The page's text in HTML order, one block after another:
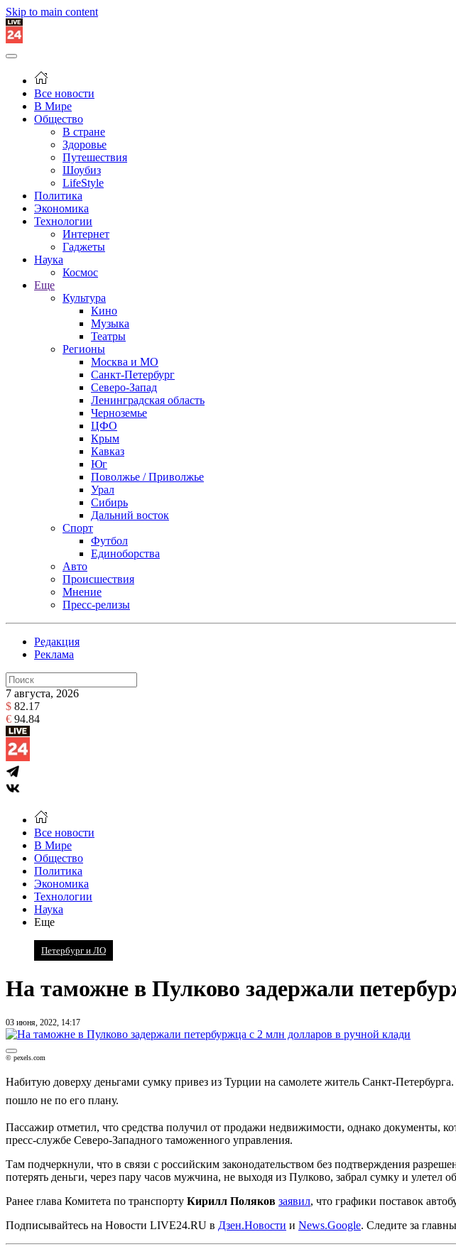
Skip to main content
Все новости
В Мире
Общество
В стране
Здоровье
Путешествия
Шоубиз
LifeStyle
Политика
Экономика
Технологии
Интернет
Гаджеты
Наука
Космос
Еще
Культура
Кино
Музыка
Театры
Регионы
Москва и МО
Санкт-Петербург
Северо-Запад
Ленинградская область
Черноземье
ЦФО
Крым
Кавказ
Юг
Поволжье / Приволжье
Урал
Сибирь
Дальний восток
Спорт
Футбол
Единоборства
Авто
Происшествия
Мнение
Пресс-релизы
Редакция
Реклама
7 августа, 2026
$ 82.17
€ 94.84
Все новости
В Мире
Общество
Политика
Экономика
Технологии
Наука
Еще
Петербург и ЛО
На таможне в Пулково задержали
03 июня, 2022, 14:17
© pexels.com
Набитую доверху деньгами сумку привез из Турции на самолете житель Санкт-
пошло не по его плану.
Пассажир отметил, что средства получил от продажи недвижимости, однако документы,
пресс-службе Северо-Западного таможенного управления.
Там подчеркнули, что в связи с российским законодательством без подтверждения
потерять деньги, через пару часов мужчина, не выходя из Пулково, забрал сумку и улетел
Ранее глава Комитета по транспорту Кирилл Поляков заявил, что графики поставок
Подписывайтесь на Новости LIVE24.RU в Дзен.Новости и News.Google. Следите за